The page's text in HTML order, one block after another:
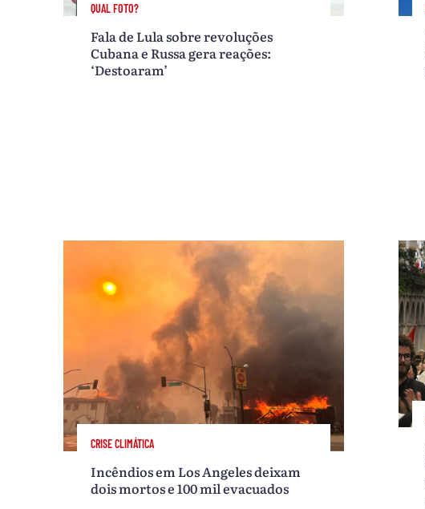
QUAL FOTO?
Fala de Lula sobre revoluções
Cubana e Russa gera reações:
‘Destoaram’
CRISE CLIMÁTICA
Incêndios em Los Angeles deixam
dois mortos e 100 mil evacuados